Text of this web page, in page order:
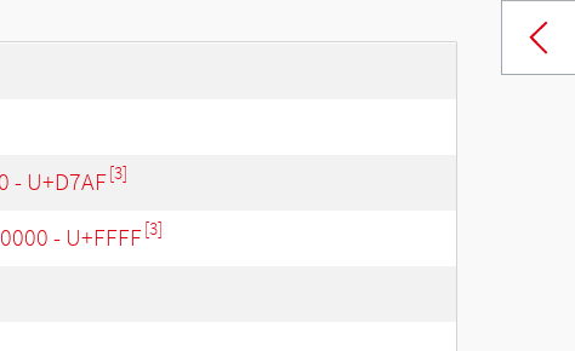
- U+D7AF[3]
- U+FFFF[3]